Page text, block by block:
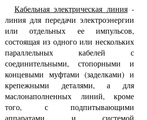
Кабельная электрическая линия-
линия для передачи электроэнергии
или отдельных ее импульсов,
состоящая из одного или нескольких
параллельных кабелей с
соединительными, стопорными и
концевыми муфтами (заделками) и
крепежными деталями, а для
маслонаполненных линий, кроме
того, с подпитывающими
аппаратами и системой